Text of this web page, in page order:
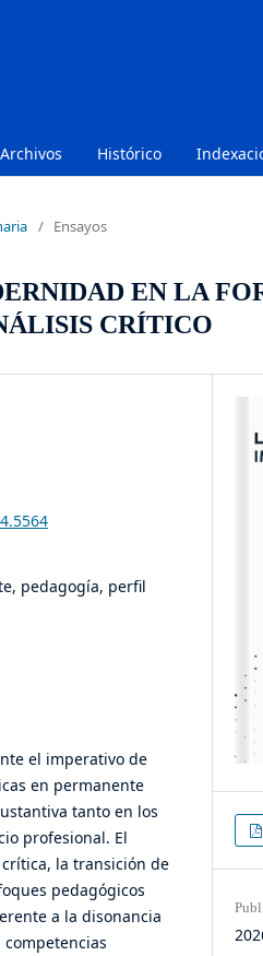
Archivos Histórico
/ Ensayos
EN LA
CRÍTICO
pedagogía, perfil
el imperativo de
en permanente
tanto en los
profesional. El
la transición de
pedagógicos
a la disonancia